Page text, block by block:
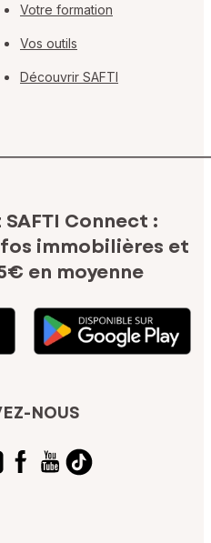
Votre formation
Vos outils
Découvrir SAFTI
Connect :
immobilières et
en moyenne
NOUS